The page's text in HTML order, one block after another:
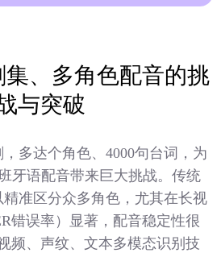
集、多角色配音的挑
与突破
多达个角色、4000句台词，为
牙语配音带来巨大挑战。传统
准区分众多角色，尤其在长视
错误率）显著，配音稳定性很
频、声纹、文本多模态识别技